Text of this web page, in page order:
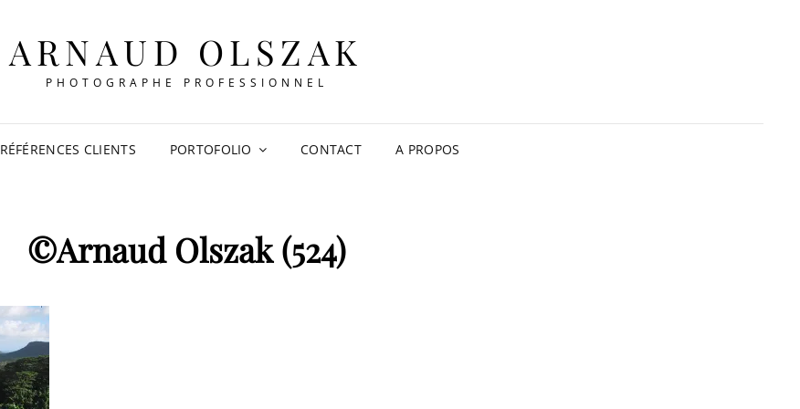
ARNAUD OLSZAK
PHOTOGRAPHE PROFESSIONNEL
RÉFÉRENCES CLIENTS PORTOFOLIO CONTACT A PROPOS
©Arnaud Olszak (524)